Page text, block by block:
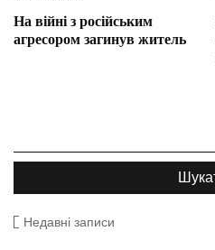
На війні з російським
агресором загинув житель
Недавні записи